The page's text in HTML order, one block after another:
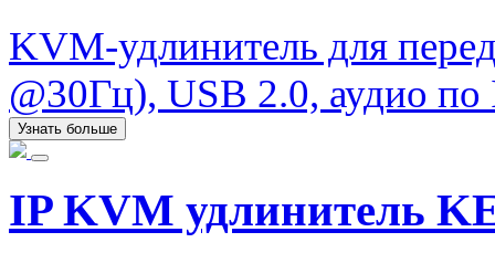
KVM-удлинитель для
@30Гц), USB 2.0, аудио
Узнать больше
IP KVM удлинитель